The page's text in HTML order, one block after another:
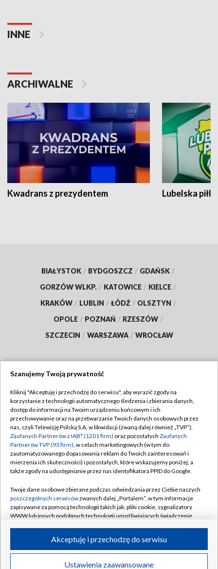
INNE
ARCHIWALNE
Kwadrans z prezydentem Lubelska piłka
BIAŁYSTOK / BYDGOSZCZ / GDAŃSK /
GORZÓW WLKP. / KATOWICE / KIELCE /
KRAKÓW / LUBLIN / ŁÓDŹ / OLSZTYN /
OPOLE / POZNAŃ / RZESZÓW /
SZCZECIN / WARSZAWA / WROCŁAW
TVP
Abonament TVP
Emisja w TVP
Centrum informacji TVP
Naziemna Telewizja Cyfrowa
Rada Programowa
System NOS
Informacje o nadawcy
Program dla prasy
Regulamin TVP
Polityka prywatności
Moje zgody
Pomoc
Kontakt
Kanały
©2026 Telewizja Polska S.A. w likwidacji
Szanujemy Twoją prywatność
Kliknij "Akceptuję i przechodzę do serwisu", aby wyrazić zgody na
korzystanie z technologii automatycznego śledzenia i zbierania danych,
dostęp do informacji na Twoim urządzeniu końcowym i ich
przechowywanie oraz na przetwarzanie Twoich danych osobowych przez
nas, czyli Telewizję Polską S.A. w likwidacji (zwaną dalej również „TVP”),
Zaufanych Partnerów z IAB* (1201 firm) oraz pozostałych Zaufanych
Partnerów TVP (93 firm), w celach marketingowych (w tym do
zautomatyzowanego dopasowania reklam do Twoich zainteresowań i
mierzenia ich skuteczności) i pozostałych, które wskazujemy poniżej, a
także zgody na udostępnianie przez nas identyfikatora PPID do Google.
Twoje dane osobowe zbierane podczas odwiedzania przez Ciebie naszych
poszczególnych serwisówzwanych dalej „Portalem”, w tym informacje
zapisywane za pomocą technologii takich jak: pliki cookie, sygnalizatory
WWW lub innych podobnych technologii umożliwiających świadczenie
ruchu w Internecie.
Twoje dane osobowe zbierane podczas odwiedzania przez Ciebie
Ustawienia zaawansowane
Akceptuję i przechodzę do serwisu